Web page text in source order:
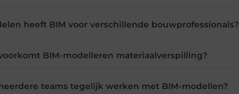
heeft BIM voor verschillende bouwprofessionals?
BIM-modelleren materiaalverspilling?
teams tegelijk werken met BIM-modellen?